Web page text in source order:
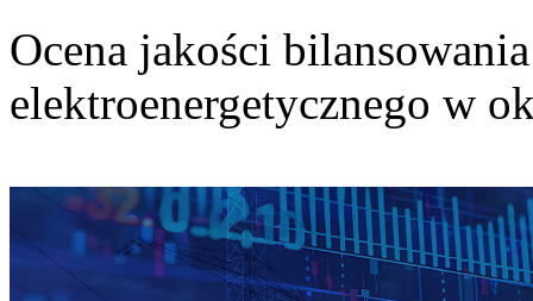
Ocena jakości
elektroenergetycznego w